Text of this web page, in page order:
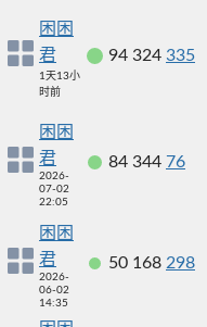
困困
君
1天13小
时前
94 324 335
困困
君
2026-
07-02
22:05
84 344 76
困困
君
2026-
06-02
14:35
50 168 298